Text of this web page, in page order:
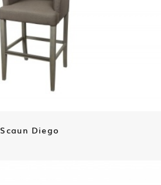
Scaun Diego